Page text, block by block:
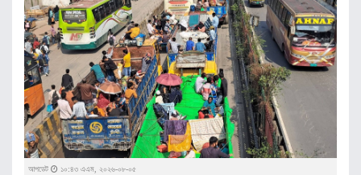
আপডেট ১০:৪৩ এএম, ২০২৬-০৮-০৫